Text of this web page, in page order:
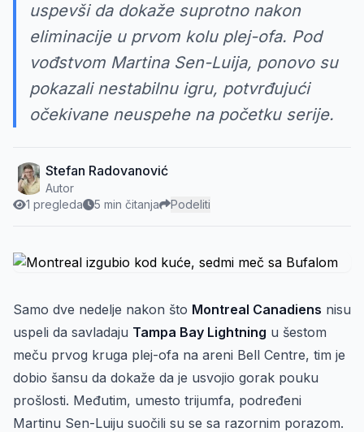
uspevši da dokaže suprotno nakon
eliminacije u prvom kolu plej-ofa. Pod
vođstvom Martina Sen-Luija, ponovo su
pokazali nestabilnu igru, potvrđujući
očekivane neuspehe na početku serije.
Stefan Radovanović
Autor
1 pregleda
5 min čitanja Podeliti
Samo dve nedelje nakon što Montreal Canadiens nisu
uspeli da savladaju Tampa Bay Lightning u šestom
meču prvog kruga plej-ofa na areni Bell Centre, tim je
dobio šansu da dokaže da je usvojio gorak pouku
prošlosti. Međutim, umesto trijumfa, podređeni
Martinu Sen-Luiju suočili su se sa razornim porazom.